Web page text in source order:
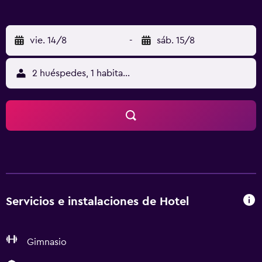
aplique un recargo).
vie. 14/8 - sáb. 15/8
2 huéspedes, 1 habitación
Servicios e instalaciones de Hotel
Gimnasio